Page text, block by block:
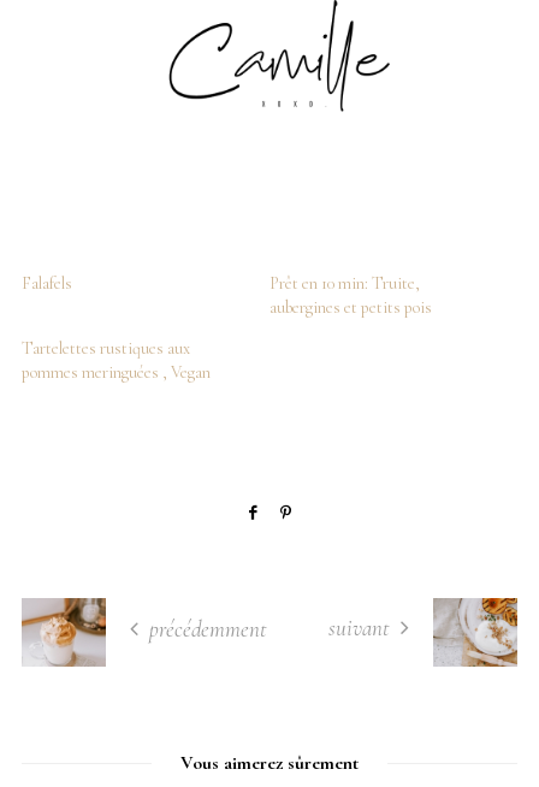
Falafels
Prêt en 10 min: Truite,
aubergines et petits pois
Tartelettes rustiques aux
pommes meringuées , Vegan
précédemment suivant
Vous aimerez sûrement